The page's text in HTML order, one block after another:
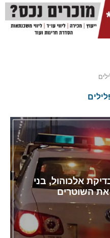
אלכוהול, בני
השוטרים